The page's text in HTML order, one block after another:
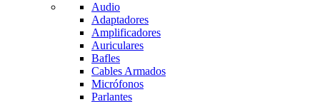
Audio
Adaptadores
Amplificadores
Auriculares
Bafles
Cables Armados
Micrófonos
Parlantes